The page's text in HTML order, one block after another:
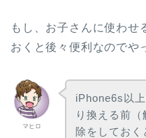
もし、お子さんに使わせ
おくと後々便利なのでや
マヒロ
iPhone6s以
り換える前
除をしてお